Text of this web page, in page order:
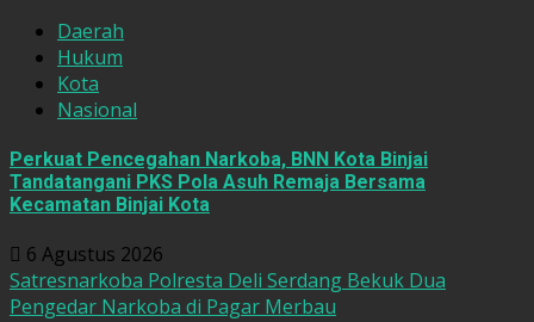
Daerah
Hukum
Kota
Nasional
Perkuat Pencegahan Narkoba, BNN Kota Binjai
Tandatangani PKS Pola Asuh Remaja Bersama
Kecamatan Binjai Kota
6 Agustus 2026
Satresnarkoba Polresta Deli Serdang Bekuk Dua
Pengedar Narkoba di Pagar Merbau